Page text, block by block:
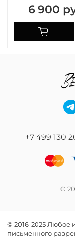
6 900
+7 499 130
©
© 2016-2025 Любое
письменного